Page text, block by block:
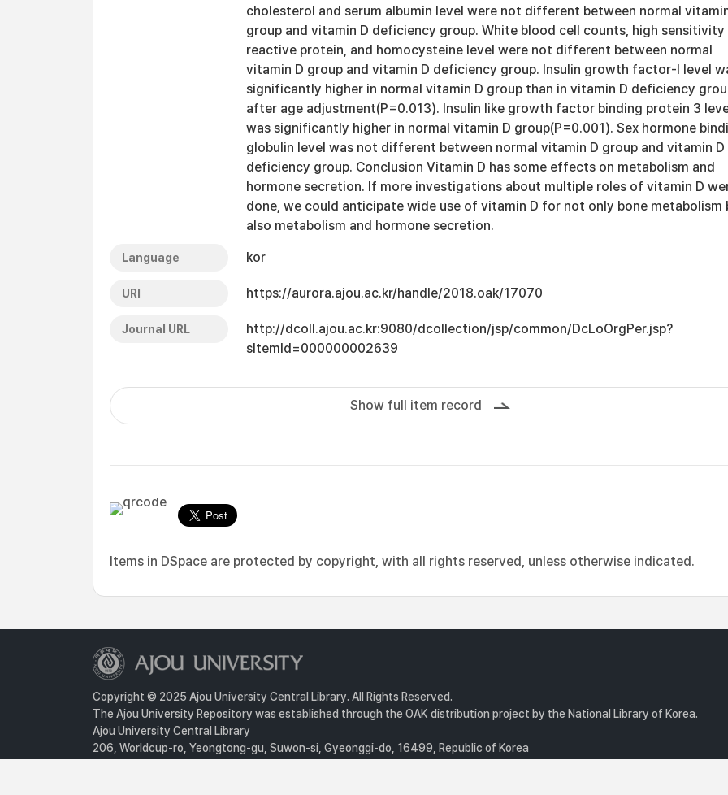
cholesterol and serum albumin level were not different between normal
group and vitamin D deficiency group. White blood cell counts, high sensitivity
reactive protein, and homocysteine level were not different between normal
vitamin D group and vitamin D deficiency group. Insulin growth factor-I level
significantly higher in normal vitamin D group than in vitamin D deficiency
after age adjustment(P=0.013). Insulin like growth factor binding protein 3
was significantly higher in normal vitamin D group(P=0.001). Sex hormone
globulin level was not different between normal vitamin D group and vitamin D
deficiency group. Conclusion Vitamin D has some effects on metabolism and
hormone secretion. If more investigations about multiple roles of vitamin D
done, we could anticipate wide use of vitamin D for not only bone metabolism
also metabolism and hormone secretion.
Language kor
URI https://aurora.ajou.ac.kr/handle/2018.oak/17070
Journal URL
http://dcoll.ajou.ac.kr:9080/dcollection/jsp/common/DcLoOrgPer.jsp?
sItemId=000000002639
Show full item record
Items in DSpace are protected by copyright, with all rights reserved, unless otherwise indicated.
Copyright © 2025 Ajou University Central Library. All Rights Reserved.
The Ajou University Repository was established through the OAK distribution project by the National Library of Korea.
Ajou University Central Library
206, Worldcup-ro, Yeongtong-gu, Suwon-si, Gyeonggi-do, 16499, Republic of Korea